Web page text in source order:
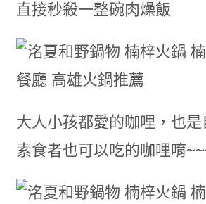
直接秒殺一整碗肉燥飯
大人小孩都愛的咖哩，也是
素食者也可以吃的咖哩唷